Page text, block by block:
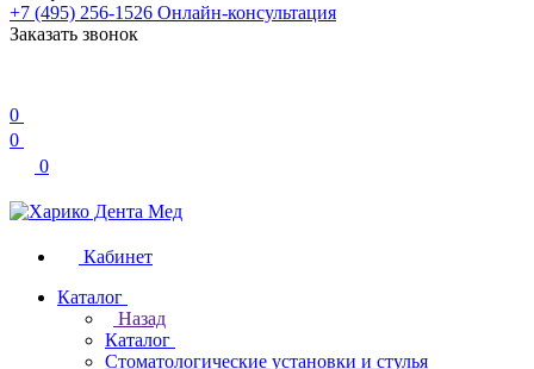
+7 (495) 256-1526 Онлайн-консультация
Заказать звонок
0
0
0
Кабинет
Каталог
Назад
Каталог
Стоматологические установки и стулья